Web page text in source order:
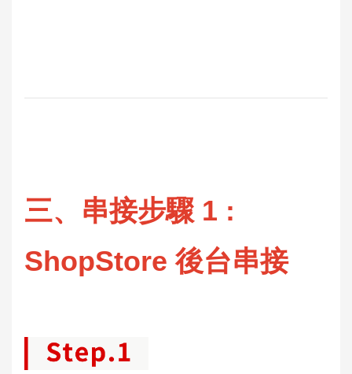
三、串接步驟 1 :
ShopStore 後台串接